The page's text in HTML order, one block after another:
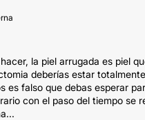
la piel arrugada es piel
deberías estar
es falso que debas esperar
con el paso del tiempo se